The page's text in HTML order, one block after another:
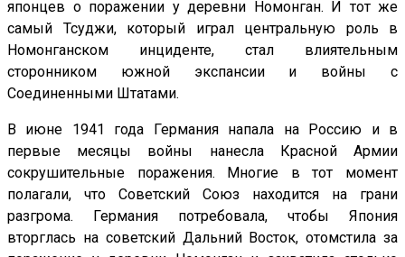
японцев о поражении у деревни Номонган. И тот же
самый Тсуджи, который играл центральную роль в
Номонганском инциденте, стал влиятельным
сторонником южной экспансии и войны с
Соединенными Штатами.
В июне 1941 года Германия напала на Россию и в
первые месяцы войны нанесла Красной Армии
сокрушительные поражения. Многие в тот момент
полагали, что Советский Союз находится на грани
разгрома. Германия потребовала, чтобы Япония
вторглась на советский Дальний Восток, отомстила за